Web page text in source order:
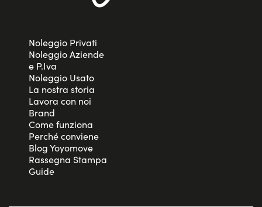
Noleggio Privati
Noleggio Aziende
e P.Iva
Noleggio Usato
La nostra storia
Lavora con noi
Brand
Come funziona
Perché conviene
Blog Yoyomove
Rassegna Stampa
Guide